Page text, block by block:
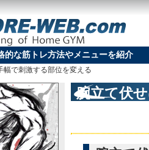
的な筋トレ方法やメニューを紹介
幅で刺激する部位を変える
腕立て伏